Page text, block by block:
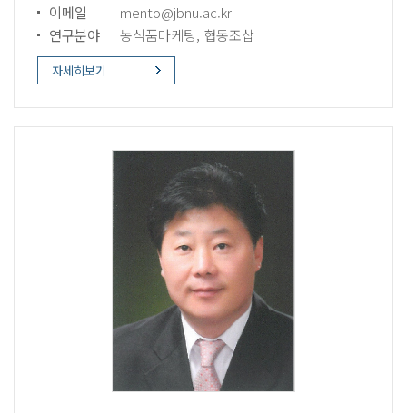
이메일
mento@jbnu.ac.kr
연구분야
농식품마케팅, 협동조삽
자세히보기